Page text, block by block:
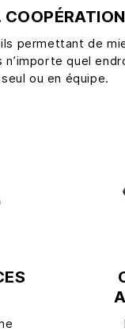
permettant de
quel
ou en équipe.